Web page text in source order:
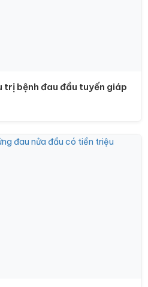
trị bệnh đau đầu tuyến giáp